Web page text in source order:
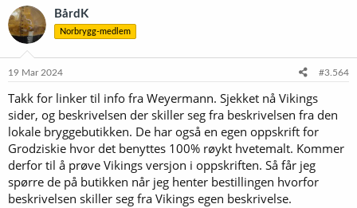
k
s
j
o
e
:
BårdK
Norbrygg-medlem
19 Mar 2024 #3.564
Takk for linker til info fra Weyermann. Sjekket nå Vikings
sider, og beskrivelsen der skiller seg fra beskrivelsen fra den
lokale bryggebutikken. De har også en egen oppskrift for
Grodziskie hvor det benyttes 100% røykt hvetemalt. Kommer
derfor til å prøve Vikings versjon i oppskriften. Så får jeg
spørre de på butikken når jeg henter bestillingen hvorfor
beskrivelsen skiller seg fra Vikings egen beskrivelse.